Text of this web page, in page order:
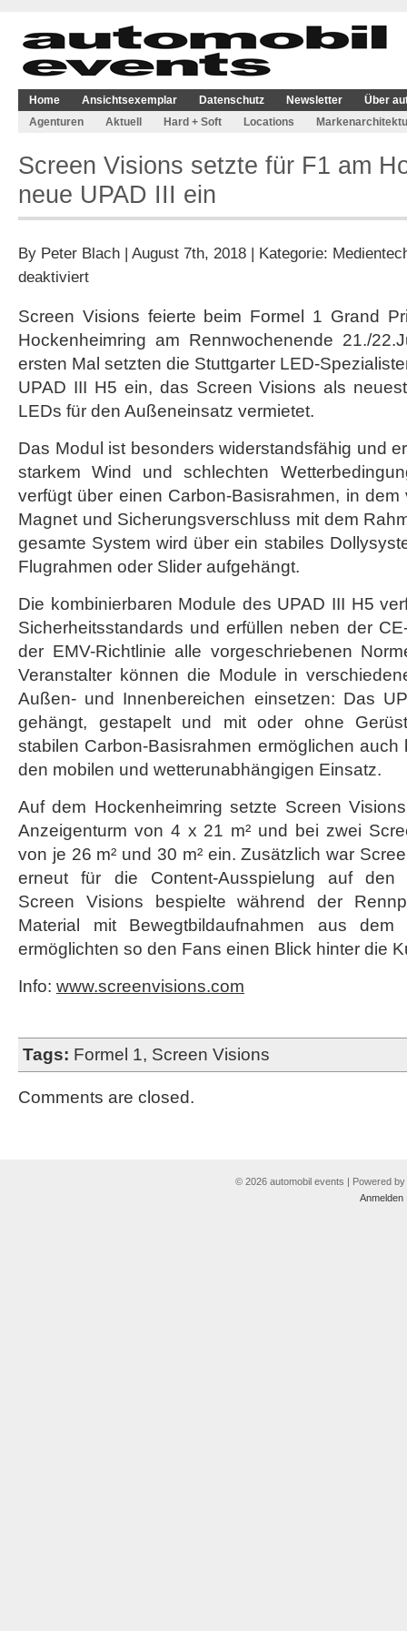
Home Ansichtsexemplar Datenschutz Newsletter
Über
Agenturen
Aktuell Hard + Soft Locations
Screen Visions setzte für F1 am
neue UPAD III ein
By Peter Blach | August 7th, 2018 | Kategorie:
deaktiviertfür
setzte
für
am
Hockenheimring
neue
UPAD
ein
Screen Visions feierte beim Formel 1 Grand
Hockenheimring am Rennwochenende 21./
ersten Mal setzten die Stuttgarter LED-
UPAD III H5 ein, das Screen Visions als
LEDs für den Außeneinsatz vermietet.
Das Modul ist besonders widerstandsfähig und
starkem Wind und schlechten
verfügt über einen Carbon-Basisrahmen, in
Magnet und Sicherungsverschluss mit dem
gesamte System wird über ein stabiles
Flugrahmen oder Slider aufgehängt.
Die kombinierbaren Module des UPAD III H5
Sicherheitsstandards und erfüllen neben der
der EMV-Richtlinie alle vorgeschriebenen
Veranstalter können die Module in
Außen- und Innenbereichen einsetzen: Das
gehängt, gestapelt und mit oder ohne
stabilen Carbon-Basisrahmen ermöglichen
den mobilen und wetterunabhängigen Einsatz.
Auf dem Hockenheimring setzte Screen
Anzeigenturm von 4 x 21 m² und bei zwei
von je 26 m² und 30 m² ein. Zusätzlich war
erneut für die Content-Ausspielung auf den
Screen Visions bespielte während der
Material mit Bewegtbildaufnahmen aus dem
ermöglichten so den Fans einen Blick hinter die
Info: www.screenvisions.com
Tags: Formel 1, Screen Visions
Comments are closed.
© 2026 automobil events | Powered by
Anmelden|